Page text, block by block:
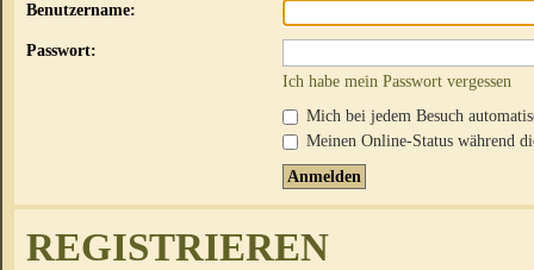
Benutzername:
Passwort:
Ich habe mein Passwort vergessen
Mich bei jedem Besuch
Meinen Online-Status während
REGISTRIEREN